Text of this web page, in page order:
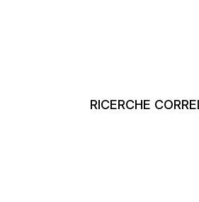
RICERCHE